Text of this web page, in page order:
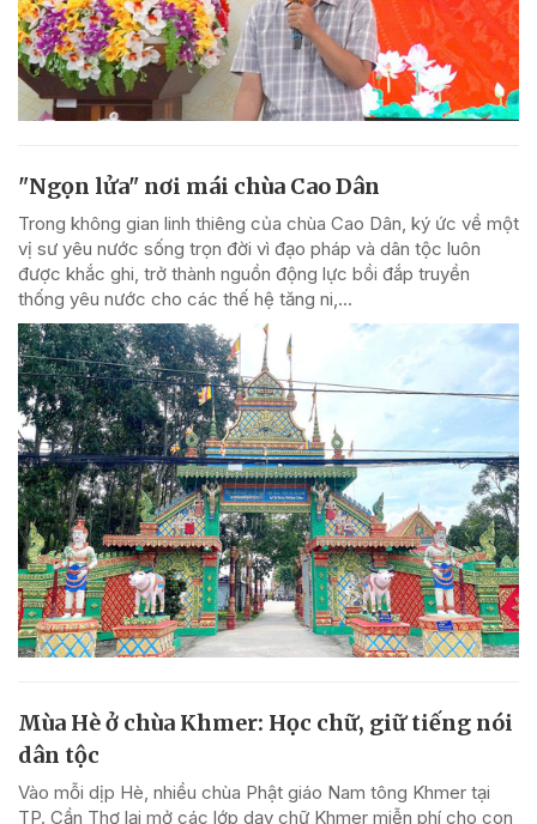
"Ngọn lửa" nơi mái chùa Cao Dân
Trong không gian linh thiêng của chùa Cao Dân, ký ức về một
vị sư yêu nước sống trọn đời vì đạo pháp và dân tộc luôn
được khắc ghi, trở thành nguồn động lực bồi đắp truyền
thống yêu nước cho các thế hệ tăng ni,...
Mùa Hè ở chùa Khmer: Học chữ, giữ tiếng nói
dân tộc
Vào mỗi dịp Hè, nhiều chùa Phật giáo Nam tông Khmer tại
TP. Cần Thơ lại mở các lớp dạy chữ Khmer miễn phí cho con